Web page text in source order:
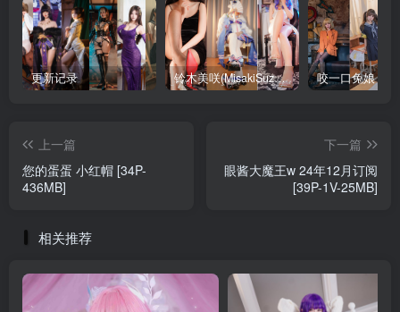
更新记录 铃木美咲(MisakiSuzuki) 合集下载 咬一口兔娘 合
上一篇
您的蛋蛋 小红帽 [34P-
436MB]
下一篇
眼酱大魔王w 24年12月订阅
[39P-1V-25MB]
相关推荐